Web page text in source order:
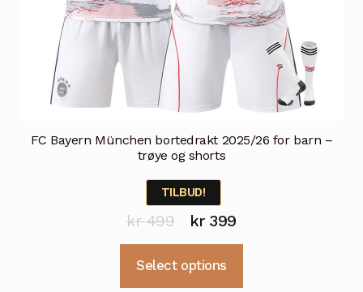
FC Bayern München bortedrakt 2025/26 for barn –
trøye og shorts
TILBUD!
kr499
Opprinnelig
pris
var:
kr399Nåværende
pris
Select options